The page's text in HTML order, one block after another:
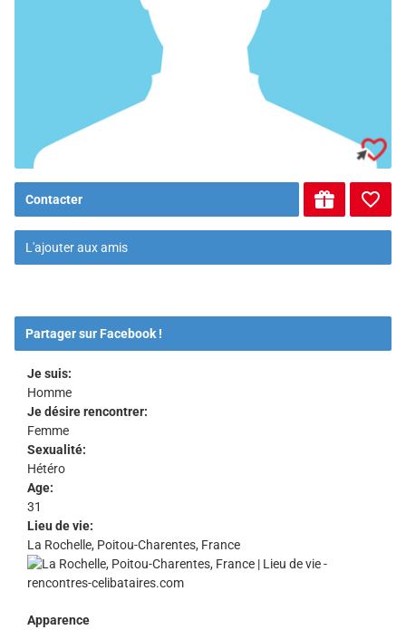
Contacter
L'ajouter aux amis
Partager sur Facebook !
Je suis:
Homme
Je désire rencontrer:
Femme
Sexualité:
Hétéro
Age:
31
Lieu de vie:
La Rochelle, Poitou-Charentes, France
Apparence